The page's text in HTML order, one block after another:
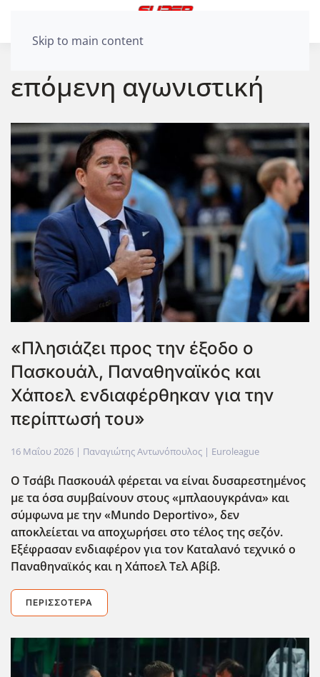
Skip to main content
επόμενη αγωνιστική
«Πλησιάζει προς την έξοδο ο
Πασκουάλ, Παναθηναϊκός και
Χάποελ ενδιαφέρθηκαν για την
περίπτωσή του»
16 Μαΐου 2026 | Παναγιώτης Αντωνόπουλος | Euroleague
Ο Τσάβι Πασκουάλ φέρεται να είναι δυσαρεστημένος
με τα όσα συμβαίνουν στους «μπλαουγκράνα» και
σύμφωνα με την «Mundo Deportivo», δεν
αποκλείεται να αποχωρήσει στο τέλος της σεζόν.
Εξέφρασαν ενδιαφέρον για τον Καταλανό τεχνικό ο
Παναθηναϊκός και η Χάποελ Τελ Αβίβ.
ΠΕΡΙΣΣΌΤΕΡΑ